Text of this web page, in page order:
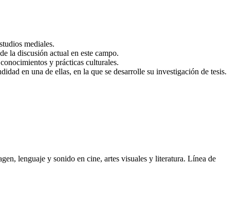
mediales.
la discusión actual en este campo.
y prácticas culturales.
en una de ellas, en la que se desarrolle su investigación de tesis.
lenguaje y sonido en cine, artes visuales y literatura. Línea de